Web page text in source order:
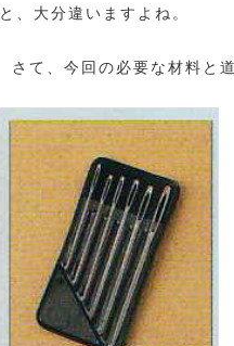
と、大分違いますよね。
さて、今回の必要な材料と